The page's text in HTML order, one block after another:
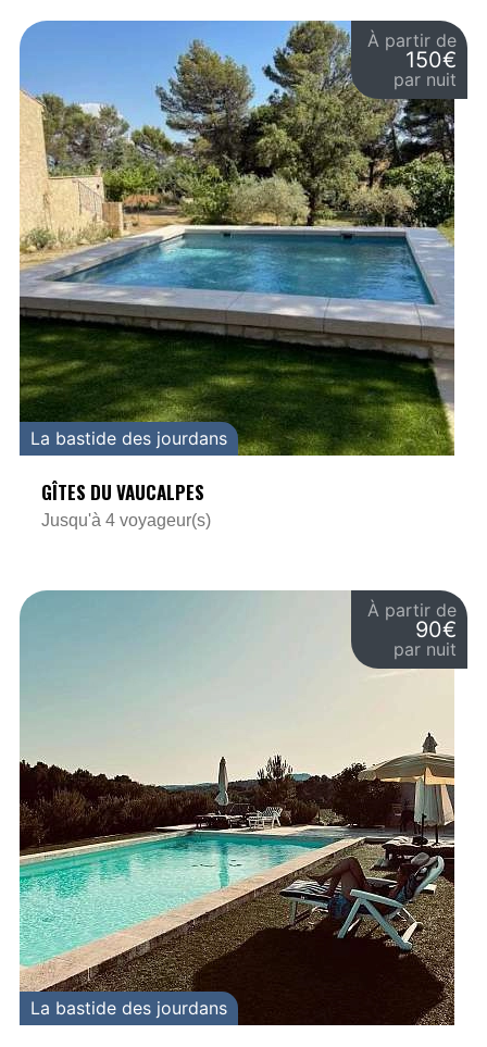
À partir de
150€
par nuit
La bastide des jourdans
GÎTES DU VAUCALPES
Jusqu'à 4 voyageur(s)
À partir de
90€
par nuit
La bastide des jourdans